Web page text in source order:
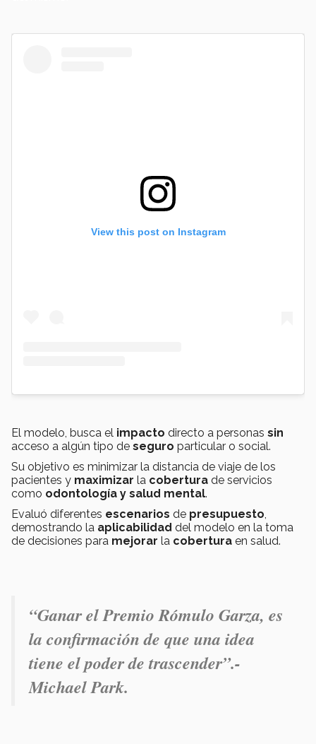
View this post on Instagram
El modelo, busca el impacto directo a personas sin
acceso a algún tipo de seguro particular o social.
Su objetivo es minimizar la distancia de viaje de los
pacientes y maximizar la cobertura de servicios
como odontología y salud mental.
Evaluó diferentes escenarios de presupuesto,
demostrando la aplicabilidad del modelo en la toma
de decisiones para mejorar la cobertura en salud.
“Ganar el Premio Rómulo Garza, es
la confirmación de que una idea
tiene el poder de trascender”.-
Michael Park.